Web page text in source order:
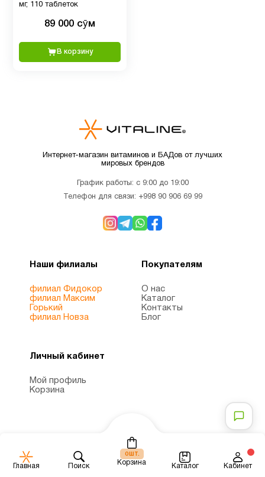
Кальции 7
Кожа 8
Мультивитамины
3
Пожилым 6
мг, 110 таблеток
89 000 сӯм
В корзину
Главная Поиск
0шт.
Корзина
Каталог Кабинет
Интернет-магазин витаминов и БАДов от лучших
мировых брендов
График работы: с 9:00 до 19:00
Телефон для связи: +998 90 906 69 99
Наши филиалы
филиал Фидокор
филиал Максим
Горький
филиал Новза
Покупателям
О нас
Каталог
Контакты
Блог
Личный кабинет
Мой профиль
Корзина